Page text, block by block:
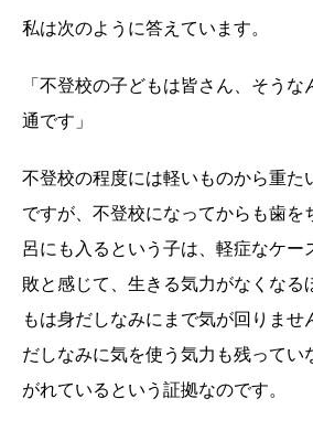
私は次のように答えています。
「不登校の子どもは皆さん、そう
通です」
不登校の程度には軽いものから重た
ですが、不登校になってからも歯を
呂にも入るという子は、軽症なケー
敗と感じて、生きる気力がなくなる
もは身だしなみにまで気が回りませ
だしなみに気を使う気力も残ってい
がれているという証拠なのです。